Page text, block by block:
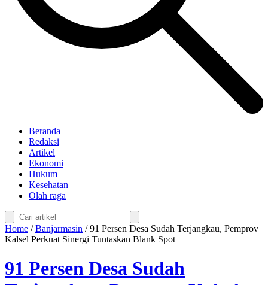
Beranda
Redaksi
Artikel
Ekonomi
Hukum
Kesehatan
Olah raga
Home /Banjarmasin /91 Persen Desa Sudah Terjangkau, Pemprov
Kalsel Perkuat Sinergi Tuntaskan Blank Spot
91 Persen Desa Sudah